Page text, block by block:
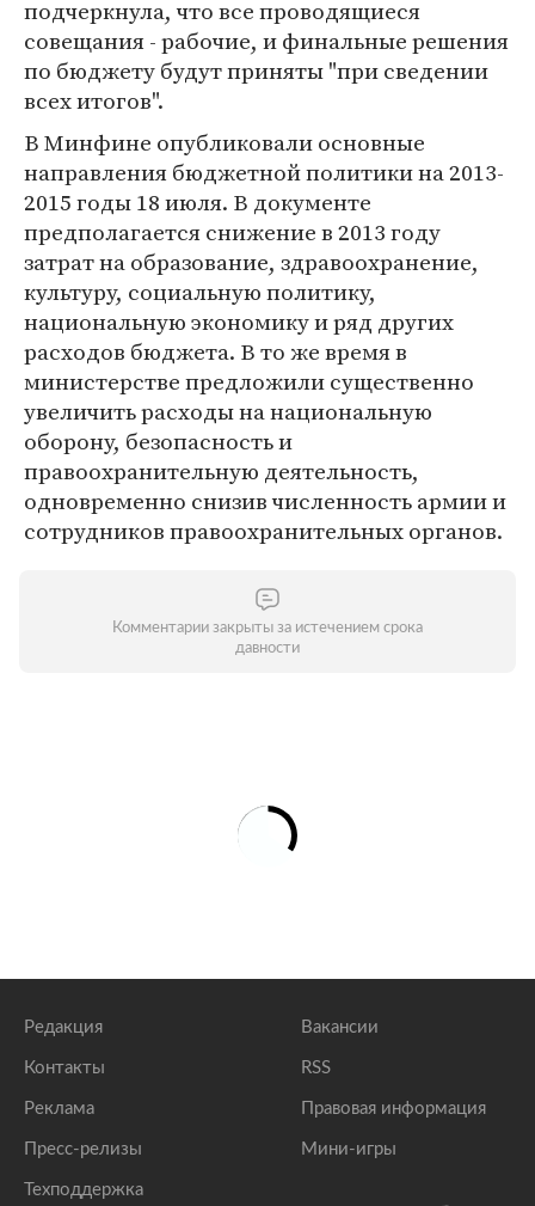
подчеркнула, что все проводящиеся
совещания - рабочие, и финальные решения
по бюджету будут приняты "при сведении
всех итогов".
В Минфине опубликовали основные
направления бюджетной политики на 2013-
2015 годы 18 июля. В документе
предполагается снижение в 2013 году
затрат на образование, здравоохранение,
культуру, социальную политику,
национальную экономику и ряд других
расходов бюджета. В то же время в
министерстве предложили существенно
увеличить расходы на национальную
оборону, безопасность и
правоохранительную деятельность,
одновременно снизив численность армии и
сотрудников правоохранительных органов.
Комментарии закрыты за истечением срока
давности
Редакция
Контакты
Реклама
Пресс-релизы
Техподдержка
Вакансии
RSS
Правовая информация
Мини-игры